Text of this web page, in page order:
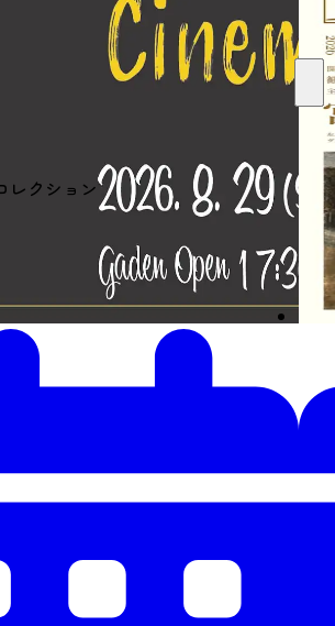
ス
情報（音楽・展示会）
ーム・プロオーケストラ
レクション
検索（予約）
検索